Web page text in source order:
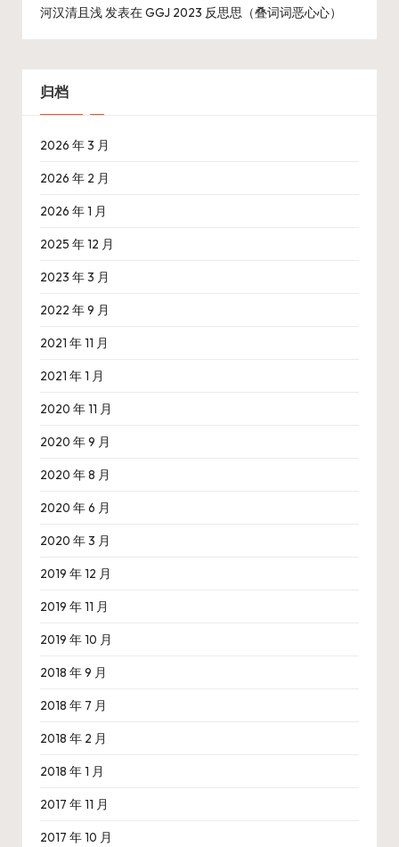
河汉清且浅发表在GGJ 2023 反思思（叠词词恶心心）
归档
2026 年 3 月
2026 年 2 月
2026 年 1 月
2025 年 12 月
2023 年 3 月
2022 年 9 月
2021 年 11 月
2021 年 1 月
2020 年 11 月
2020 年 9 月
2020 年 8 月
2020 年 6 月
2020 年 3 月
2019 年 12 月
2019 年 11 月
2019 年 10 月
2018 年 9 月
2018 年 7 月
2018 年 2 月
2018 年 1 月
2017 年 11 月
2017 年 10 月